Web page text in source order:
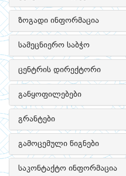
ზოგადი ინფორმაცია
სამეცნიერო საბჭო
ცენტრის დირექტორი
განყოფილებები
გრანტები
გამოცემული წიგნები
საკონტაქტო ინფორმაცია